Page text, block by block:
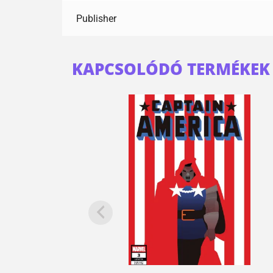
Publisher
KAPCSOLÓDÓ TERMÉKEK